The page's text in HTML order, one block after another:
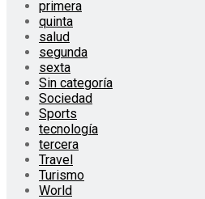
primera
quinta
salud
segunda
sexta
Sin categoría
Sociedad
Sports
tecnología
tercera
Travel
Turismo
World